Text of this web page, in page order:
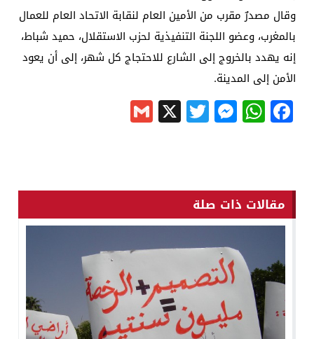
وقال مصدرٌ مقرب من الأمين العام لنقابة الاتحاد العام للعمال
بالمغرب، وعضو اللجنة التنفيذية لحزب الاستقلال، حميد شباط،
إنه يهدد بالخروج إلى الشارع للاحتجاج كل شهر، إلى أن يعود
الأمن إلى المدينة.
Facebook
WhatsApp
Messenger
Twitter
X
مقالات ذات صلة